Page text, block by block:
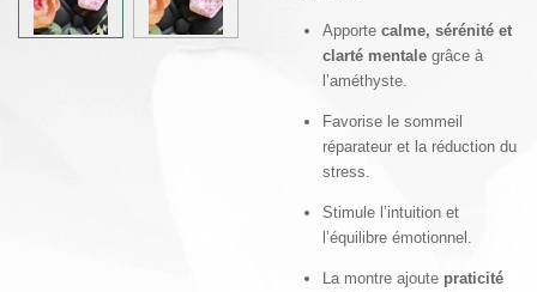
Apporte calme, sérénité et
clarté mentalegrâce à
l’améthyste.
Favorise le sommeil
réparateur et la réduction du
stress.
Stimule l’intuition et
l’équilibre émotionnel.
La montre ajoute praticité